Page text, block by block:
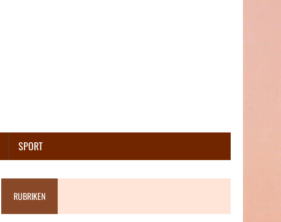
SPORT
RUBRIKEN